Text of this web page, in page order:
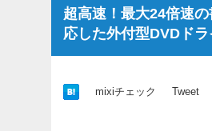
超高速！最大24倍速
応した外付型DVDド
mixiチェック Tweet